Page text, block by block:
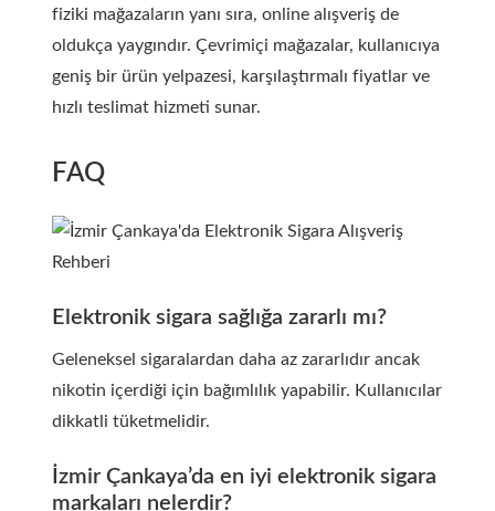
fiziki mağazaların yanı sıra, online alışveriş de
oldukça yaygındır. Çevrimiçi mağazalar, kullanıcıya
geniş bir ürün yelpazesi, karşılaştırmalı fiyatlar ve
hızlı teslimat hizmeti sunar.
FAQ
Elektronik sigara sağlığa zararlı mı?
Geleneksel sigaralardan daha az zararlıdır ancak
nikotin içerdiği için bağımlılık yapabilir. Kullanıcılar
dikkatli tüketmelidir.
İzmir Çankaya’da en iyi elektronik sigara
markaları nelerdir?